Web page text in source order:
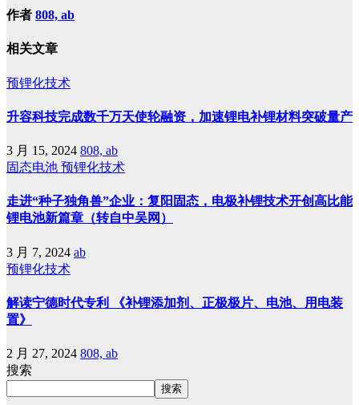
作者 808, ab
相关文章
预锂化技术
升容科技完成数千万天使轮融资，加速锂电补锂材料突破量产
3 月 15, 2024 808, ab
固态电池 预锂化技术
走进“种子独角兽”企业：复阳固态，电极补锂技术开创高比能
锂电池新篇章（转自中吴网）
3 月 7, 2024 ab
预锂化技术
解读宁德时代专利 《补锂添加剂、正极极片、电池、用电装
置》
2 月 27, 2024 808, ab
搜索
搜索